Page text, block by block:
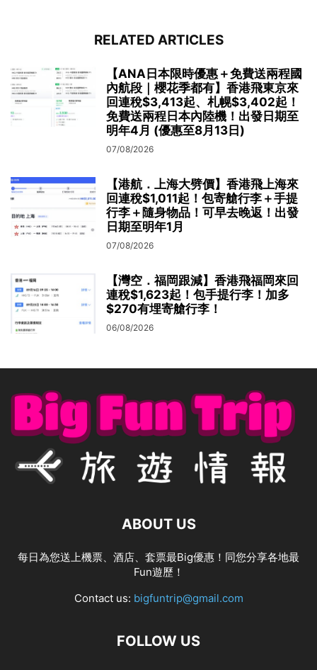
RELATED ARTICLES
【ANA日本限時優惠＋免費送兩程國
內航段｜櫻花季都有】香港飛東京來
回連稅$3,413起、札幌$3,402起！
免費送兩程日本內陸機！出發日期至
明年4月 (優惠至8月13日)
07/08/2026
【港航．上海大劈價】香港飛上海來
回連稅$1,011起！包寄艙行李＋手提
行李＋隨身物品！可早去晚返！出發
日期至明年1月
07/08/2026
【灣空．福岡跟減】香港飛福岡來回
連稅$1,623起！包手提行李！加多
$270有埋寄艙行李！
06/08/2026
ABOUT US
每日為您送上機票、酒店、套票最Big優惠！同您分享各地最
Fun遊歷！
Contact us: bigfuntrip@gmail.com
FOLLOW US